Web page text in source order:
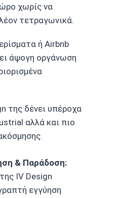
χωρίς να
τετραγωνικά.
ή Airbnb
άψογη οργάνωση
της δένει υπέροχα
αλλά και πιο
& Παράδοση:
IV Design
εγγύηση